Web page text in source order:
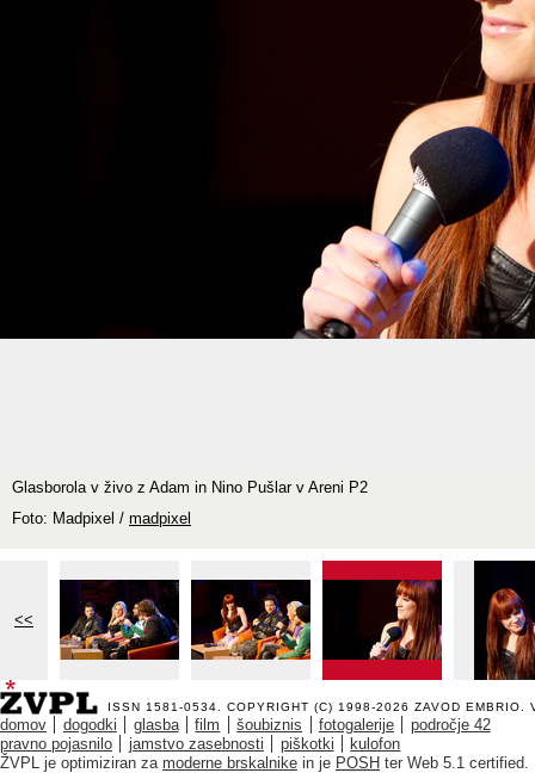
Glasborola v živo z Adam in Nino Pušlar v Areni P2
Foto: Madpixel / madpixel
<<
ISSN 1581-0534. COPYRIGHT (C) 1998-2026 ZAVOD EMBRIO .
domov dogodki glasba film šoubiznis fotogalerije
področje 42
pravno pojasnilo
jamstvo zasebnosti piškotki
kulofon
ŽVPL je optimiziran za moderne brskalnike in je POSH ter Web 5.1 certified.